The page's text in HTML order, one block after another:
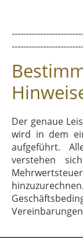
Der genaue
wird in dem
aufgeführt.
verstehen